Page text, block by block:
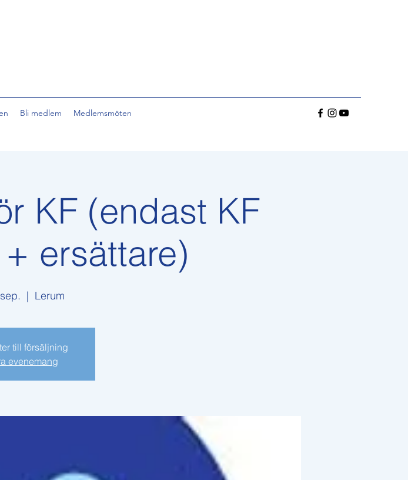
Bli medlem Medlemsmöten
KF (endast KF
ersättare)
  |
Lerum
till försäljning
evenemang